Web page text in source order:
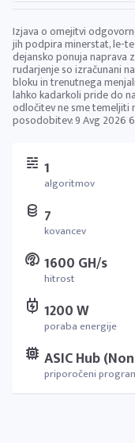
1
algoritmov
7
kovancev
1600 GH/s
hitrost
1200 W
poraba energije
ASIC Hub
priporočeni
Izjava o omejitvi
jih podpira minerstat, le-
dejansko ponuja naprava
rudarjenje so izračunani
bloku in trenutnega
lahko kadarkoli pride do
odločitev ne sme temeljiti
posodobitev:9 Avg 2026